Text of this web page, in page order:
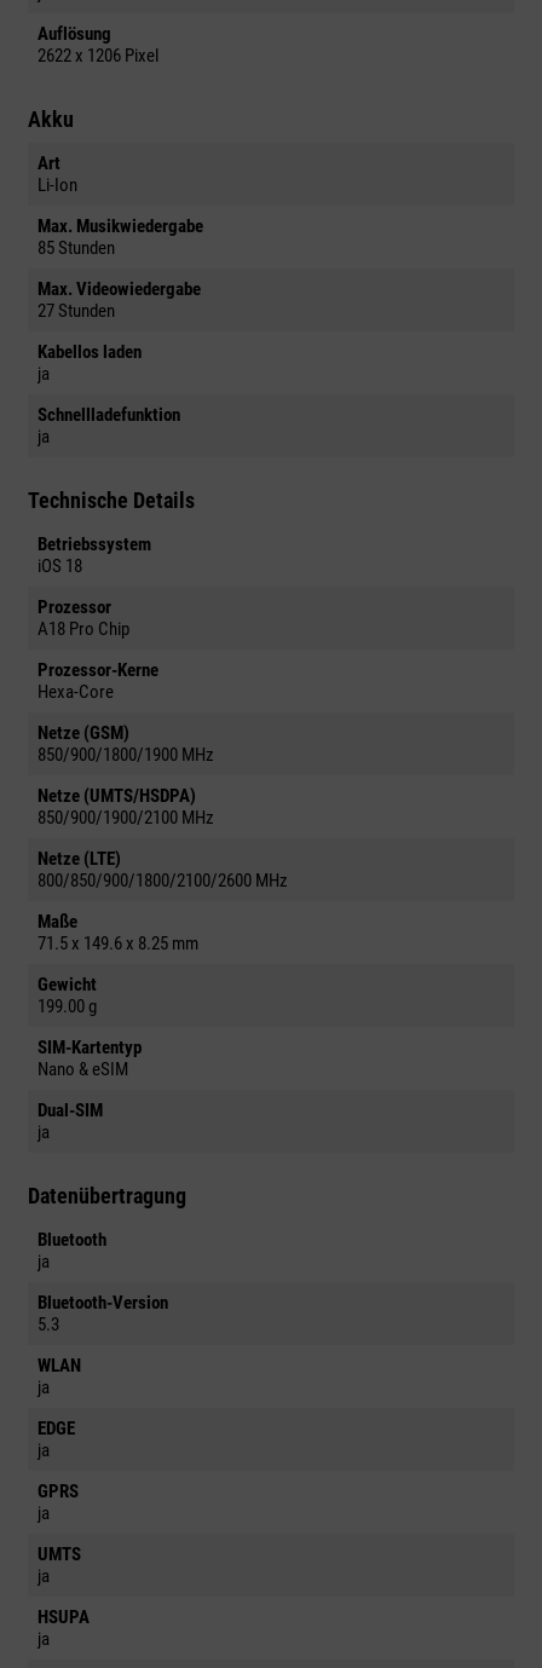
Auflösung
2622 x 1206 Pixel
Akku
Art
Li-Ion
Max. Musikwiedergabe
85 Stunden
Max. Videowiedergabe
27 Stunden
Kabellos laden
ja
Schnellladefunktion
ja
Technische Details
Betriebssystem
iOS 18
Prozessor
A18 Pro Chip
Prozessor-Kerne
Hexa-Core
Netze (GSM)
850/900/1800/1900 MHz
Netze (UMTS/HSDPA)
850/900/1900/2100 MHz
Netze (LTE)
800/850/900/1800/2100/2600 MHz
Maße
71.5 x 149.6 x 8.25 mm
Gewicht
199.00 g
SIM-Kartentyp
Nano & eSIM
Dual-SIM
ja
Datenübertragung
Bluetooth
ja
Bluetooth-Version
5.3
WLAN
ja
EDGE
ja
GPRS
ja
UMTS
ja
HSUPA
ja